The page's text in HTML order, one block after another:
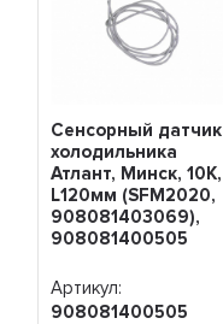
Сенсорный датчик
холодильника
Атлант, Минск, 10К,
L120мм (SFM2020,
908081403069),
908081400505
Артикул:
908081400505